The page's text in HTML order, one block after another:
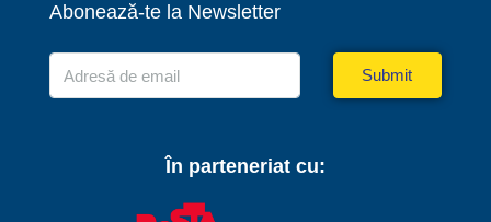
Abonează-te la Newsletter
Submit
În parteneriat cu: